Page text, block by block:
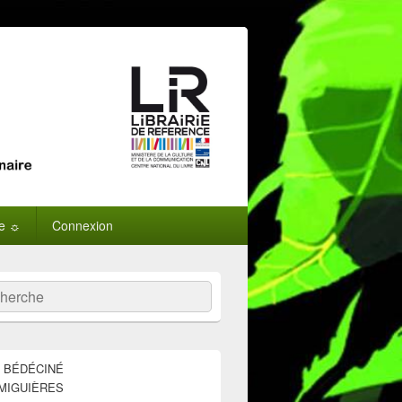
☼ Connexion